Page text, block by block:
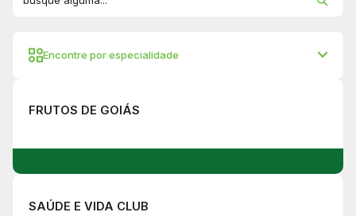
Encontre por especialidade
FRUTOS DE GOIÁS
SAÚDE E VIDA CLUB